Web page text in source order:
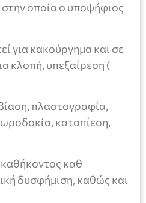
οποία ο υποψήφιος
για κακούργημα και σε
κλοπή, υπεξαίρεση (
πλαστογραφία,
καταπίεση,
καθ
δυσφήμιση, καθώς και